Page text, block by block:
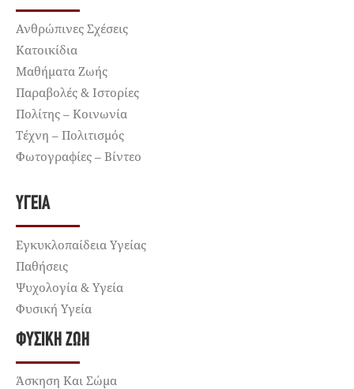
Ανθρώπινες Σχέσεις
Κατοικίδια
Μαθήματα Ζωής
Παραβολές & Ιστορίες
Πολίτης – Κοινωνία
Τέχνη – Πολιτισμός
Φωτογραφίες – Βίντεο
ΥΓΕΊΑ
Εγκυκλοπαίδεια Υγείας
Παθήσεις
Ψυχολογία & Υγεία
Φυσική Υγεία
ΦΥΣΙΚΉ ΖΩΉ
Άσκηση Και Σώμα